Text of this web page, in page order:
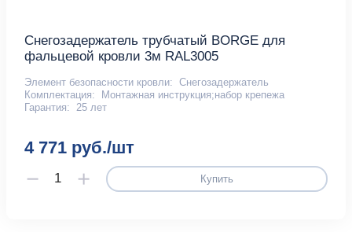
Снегозадержатель трубчатый BORGE для
фальцевой кровли 3м RAL3005
Элемент безопасности кровли: Снегозадержатель
Комплектация:
Монтажная инструкция;набор крепежа
Гарантия: 25 лет
4 771 руб./шт
Купить